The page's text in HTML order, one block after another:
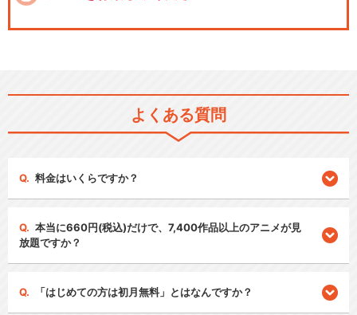
よくある質問
料金はいくらですか？
本当に660円(税込)だけで、7,400作品以上のアニメが見
放題ですか？
「はじめての方は初月無料」とはなんですか？